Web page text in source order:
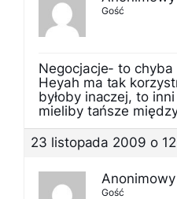
Gość
Negocjacje- to chyba
Heyah ma tak
byłoby inaczej, to
mieliby tańsze
23 listopada 2009 o
Anonimowy
Gość